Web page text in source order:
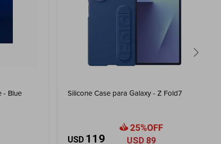
- Blue Silicone Case para Galaxy - Z Fold7
USD 119 USD 89